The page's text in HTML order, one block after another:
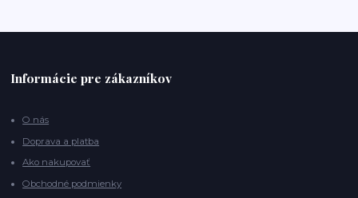
Informácie pre zákazníkov
O nás
Doprava a platba
Ako nakupovať
Obchodné podmienky